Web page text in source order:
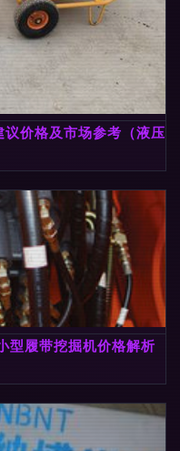
价格及市场参考（液压
型履带挖掘机价格解析